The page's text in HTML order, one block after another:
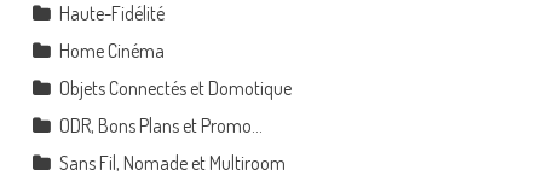
Haute-Fidélité
Home Cinéma
Objets Connectés et Domotique
ODR, Bons Plans et Promo…
Sans Fil, Nomade et Multiroom